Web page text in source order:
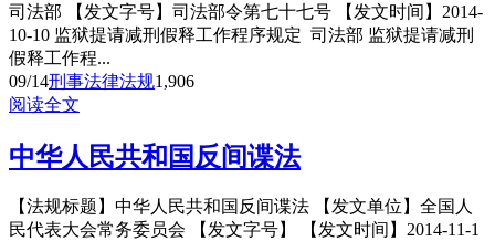
司法部 【发文字号】司法部令第七十七号 【发文时间】2014-
10-10 监狱提请减刑假释工作程序规定 司法部 监狱提请减刑
假释工作程...
09/14刑事法律法规1,906
阅读全文
中华人民共和国反间谍法
【法规标题】中华人民共和国反间谍法 【发文单位】全国人
民代表大会常务委员会 【发文字号】 【发文时间】2014-11-1